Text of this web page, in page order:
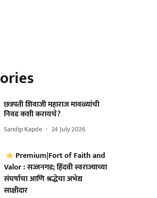
छत्रपती शिवाजी महाराज मावळ्यांची
निवड कशी करायचे?
Sandip Kapde 24 July 2026
Premium|Fort of Faith and
Valor : सज्जनगड; हिंदवी स्वराज्याच्या
संघर्षाचा आणि श्रद्धेचा अभेद्य
साक्षीदार